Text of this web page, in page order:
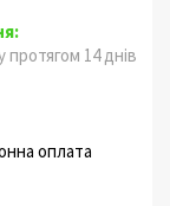
14 днів